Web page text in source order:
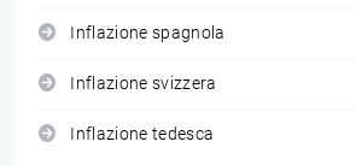
Inflazione spagnola
Inflazione svizzera
Inflazione tedesca